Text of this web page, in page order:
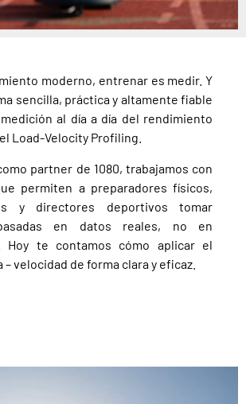
moderno, entrenar es medir. Y
sencilla, práctica y altamente fiable
al día a día del rendimiento
Load-Velocity Profiling.
partner de 1080, trabajamos con
permiten a preparadores físicos,
y directores deportivos tomar
en datos reales, no en
Hoy te contamos cómo aplicar el
velocidad de forma clara y eficaz.